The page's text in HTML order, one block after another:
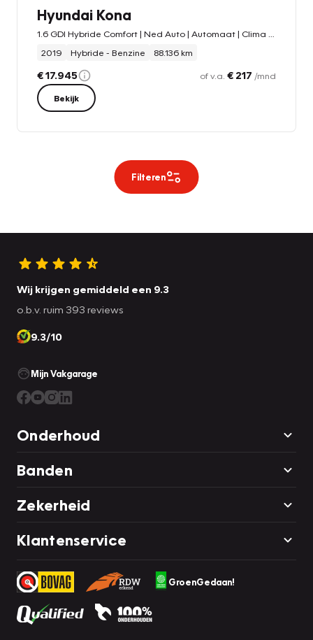
Hyundai Kona
2019
Hybride - Benzine 88.136 km
€ 17.945 of v.a. € 217 /mnd
Bekijk
Filteren
Wij krijgen gemiddeld een 9.3
o.b.v. ruim 393 reviews
9.3/10
Mijn Vakgarage
Onderhoud
Banden
Zekerheid
Klantenservice
GroenGedaan!